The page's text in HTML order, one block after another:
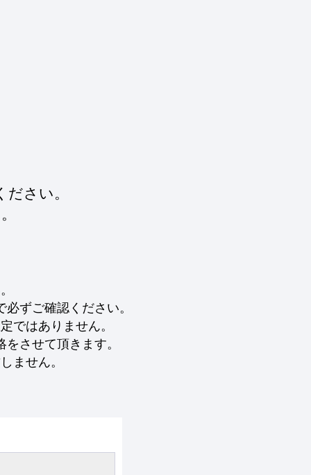
さい。
ずご確認ください。
ではありません。
させて頂きます。
ません。